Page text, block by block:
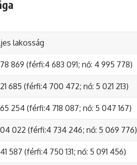
lakosság
869 (férfi:4 683 091; nő: 4 995 778)
685 (férfi:4 700 472; nő: 5 021 213)
254 (férfi:4 718 087; nő: 5 047 167)
022 (férfi:4 734 246; nő: 5 069 776)
587 (férfi:4 750 131; nő: 5 091 456)